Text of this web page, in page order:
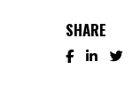
SHARE